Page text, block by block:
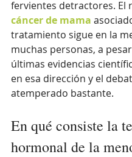
fervientes detractores. El
cáncer de mama
tratamiento sigue en la
muchas personas, a
últimas evidencias
en esa dirección y el
atemperado bastante.
En qué consiste la
hormonal de la